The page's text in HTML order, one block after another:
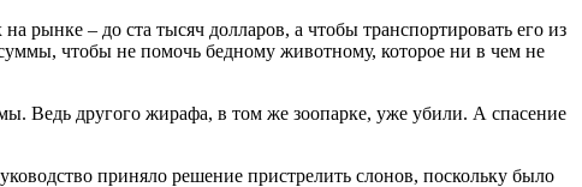
рынке – до ста тысяч долларов, а чтобы транспортировать его из
чтобы не помочь бедному животному, которое ни в чем не
Ведь другого жирафа, в том же зоопарке, уже убили. А спасение
приняло решение пристрелить слонов, поскольку было